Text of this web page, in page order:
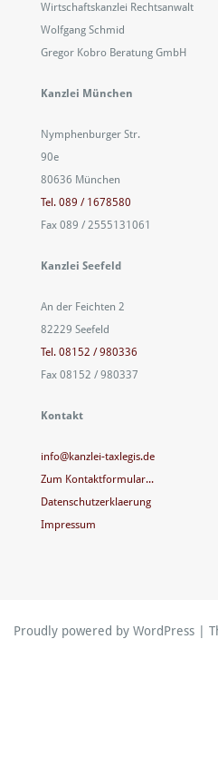
Wirtschaftskanzlei Rechtsanwalt
Wolfgang Schmid
Gregor Kobro Beratung GmbH
Kanzlei München
Nymphenburger Str.
90e
80636 München
Tel. 089 / 1678580
Fax 089 / 2555131061
Kanzlei Seefeld
An der Feichten 2
82229 Seefeld
Tel. 08152 / 980336
Fax 08152 / 980337
Kontakt
info@kanzlei-taxlegis.de
Zum Kontaktformular...
Datenschutzerklaerung
Impressum
Proudly powered by WordPress |